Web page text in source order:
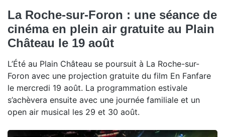
La Roche-sur-Foron : une séance de
cinéma en plein air gratuite au Plain
Château le 19 août
L’Été au Plain Château se poursuit à La Roche-sur-
Foron avec une projection gratuite du film En Fanfare
le mercredi 19 août. La programmation estivale
s’achèvera ensuite avec une journée familiale et un
open air musical les 29 et 30 août.